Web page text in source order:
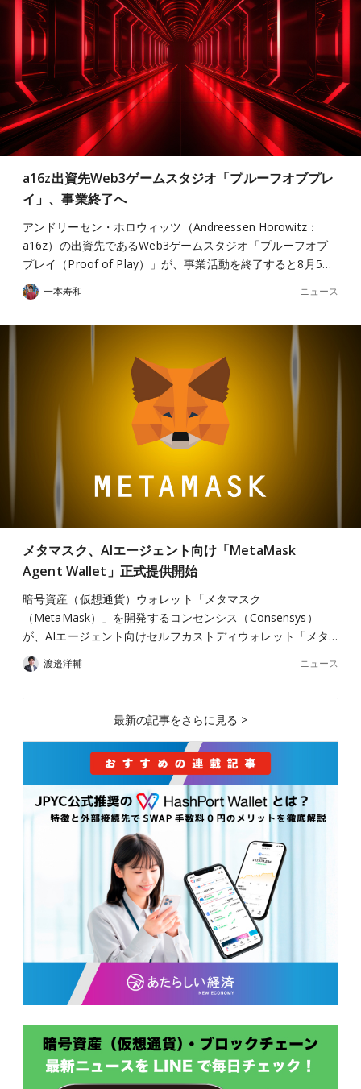
a16z出資先Web3ゲームスタジオ「プルーフオブプレ
イ」、事業終了へ
アンドリーセン・ホロウィッツ（Andreessen Horowitz：
a16z）の出資先であるWeb3ゲームスタジオ「プルーフオブ
プレイ（Proof of Play）」が、事業活動を終了すると8月5…
一本寿和 ニュース
メタマスク、AIエージェント向け「MetaMask
Agent Wallet」正式提供開始
暗号資産（仮想通貨）ウォレット「メタマスク
（MetaMask）」を開発するコンセンシス（Consensys）
が、AIエージェント向けセルフカストディウォレット「メタ…
渡邉洋輔 ニュース
最新の記事をさらに見る >